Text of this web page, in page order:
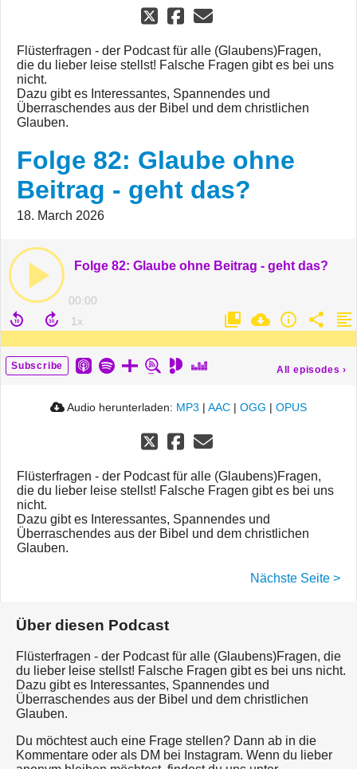
Flüsterfragen - der Podcast für alle (Glaubens)Fragen,
die du lieber leise stellst! Falsche Fragen gibt es bei uns
nicht.
Dazu gibt es Interessantes, Spannendes und
Überraschendes aus der Bibel und dem christlichen
Glauben.
Folge 82: Glaube ohne
Beitrag - geht das?
18. March 2026
Folge 82: Glaube ohne Beitrag - geht das?
00:00
Subscribe All episodes ›
Audio herunterladen: MP3 | AAC | OGG | OPUS
Flüsterfragen - der Podcast für alle (Glaubens)Fragen,
die du lieber leise stellst! Falsche Fragen gibt es bei uns
nicht.
Dazu gibt es Interessantes, Spannendes und
Überraschendes aus der Bibel und dem christlichen
Glauben.
Nächste Seite >
Über diesen Podcast
Flüsterfragen - der Podcast für alle (Glaubens)Fragen, die
du lieber leise stellst! Falsche Fragen gibt es bei uns nicht.
Dazu gibt es Interessantes, Spannendes und
Überraschendes aus der Bibel und dem christlichen
Glauben.
Du möchtest auch eine Frage stellen? Dann ab in die
Kommentare oder als DM bei Instagram. Wenn du lieber